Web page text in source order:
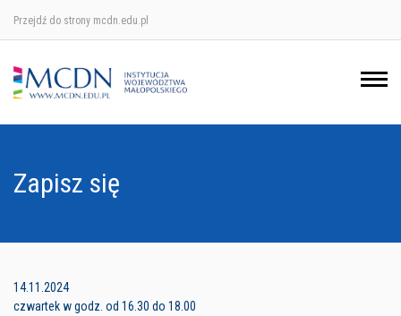
Przejdź do strony mcdn.edu.pl
Zapisz się
14.11.2024
czwartek w godz. od 16.30 do 18.00
Ośrodek w Krakowie
Ośrodek w Nowym Sączu
Ośrodek w Tarnowie